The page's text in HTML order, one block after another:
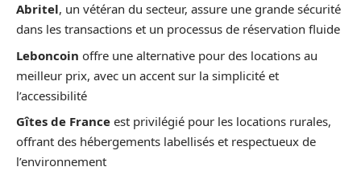
Abritel, un vétéran du secteur, assure une grande sécurité
dans les transactions et un processus de réservation fluide
Leboncoin offre une alternative pour des locations au
meilleur prix, avec un accent sur la simplicité et
l’accessibilité
Gîtes de France est privilégié pour les locations rurales,
offrant des hébergements labellisés et respectueux de
l’environnement